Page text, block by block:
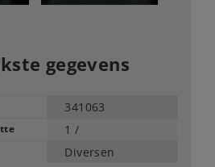
gegevens
341063
1 /
Diversen